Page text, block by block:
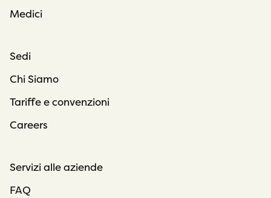
Medici
Sedi
Chi Siamo
Tariffe e convenzioni
Careers
Servizi alle aziende
FAQ